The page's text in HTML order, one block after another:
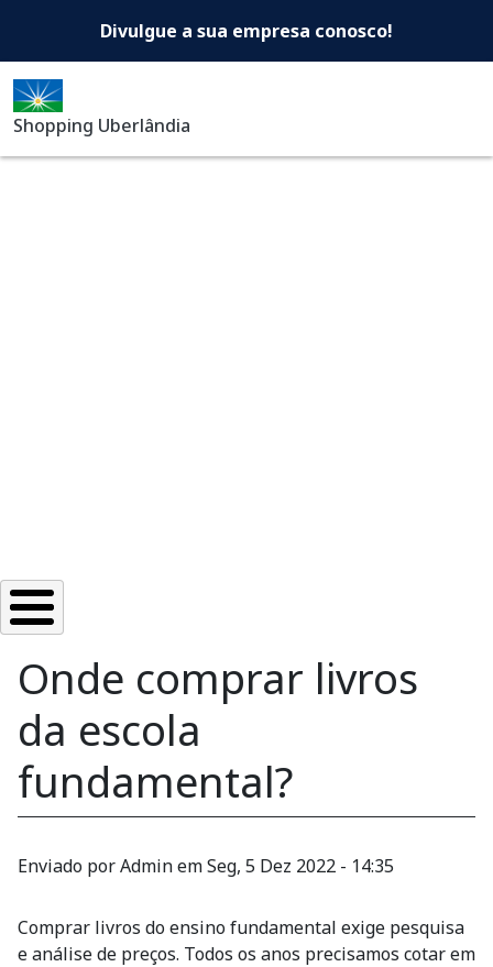
Shopping Uberlândia -
Divulgue a sua empresa conosco!
Shopping Uberlândia
Onde comprar livros
da escola
fundamental?
Enviado porAdminemSeg, 5 Dez 2022 - 14:35
Comprar livros do ensino fundamental exige pesquisa
e análise de preços. Todos os anos precisamos cotar em